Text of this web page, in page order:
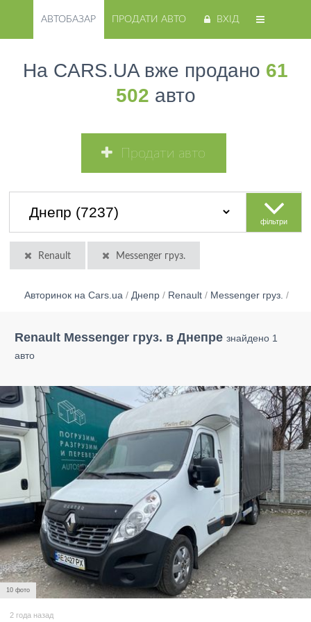
АВТОБАЗАР ПРОДАТИ АВТО ВХІД
На CARS.UA вже продано 61
502 авто
Продати авто
фільтри
Renault Messenger груз.
Авторинок на Cars.ua / Днепр / Renault / Messenger груз. /
Renault Messenger груз. в Днепре знайдено 1
авто
10 фото
2 года назад